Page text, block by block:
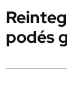
podés